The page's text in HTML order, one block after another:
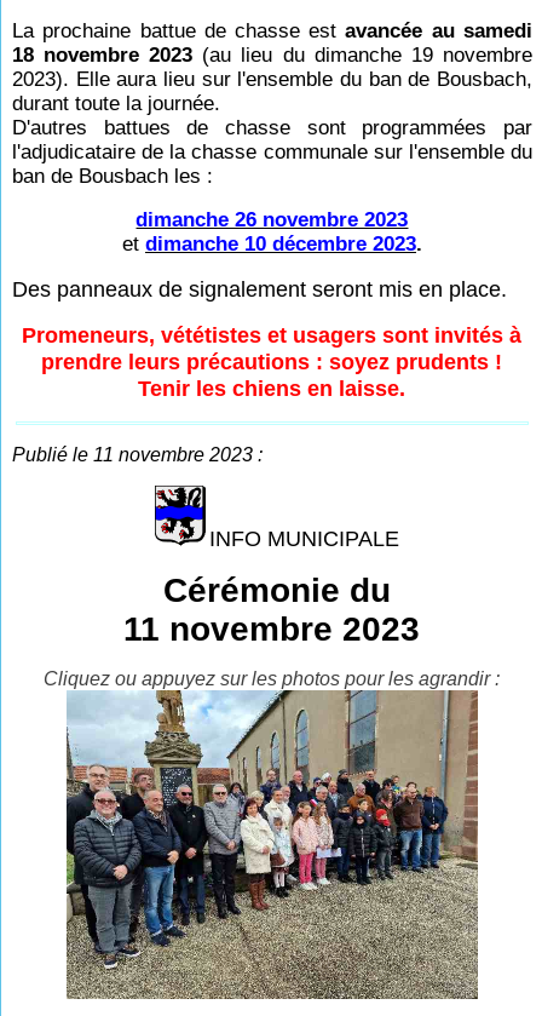
La prochaine battue de chasse estavancée au samedi
18 novembre 2023 (au lieu du dimanche 19 novembre
2023). Elle aura lieu sur l'ensemble du ban de Bousbach,
durant toute la journée.
D'autres battues de chasse sont programmées par
l'adjudicataire de la chasse communale sur l'ensemble du
ban de Bousbach les :
dimanche 26 novembre 2023
et dimanche 10 décembre 2023.
Des panneaux de signalement seront mis en place.
Promeneurs, vététistes et usagers sont invités à
prendre leurs précautions : soyez prudents !
Tenir les chiens en laisse.
Publié le 11 novembre 2023 :
INFO MUNICIPALE
Cérémonie du
11 novembre 2023
Cliquez ou appuyez sur les photos pour les agrandir :